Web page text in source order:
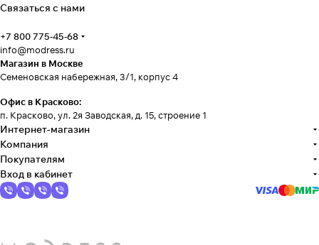
Связаться с нами
+7 800 775-45-68
info@modress.ru
Магазин в Москве
Семеновская набережная, 3/1, корпус 4
Офис в Красково:
п. Красково, ул. 2я Заводская, д. 15, строение 1
Интернет-магазин
Компания
Покупателям
Вход в кабинет